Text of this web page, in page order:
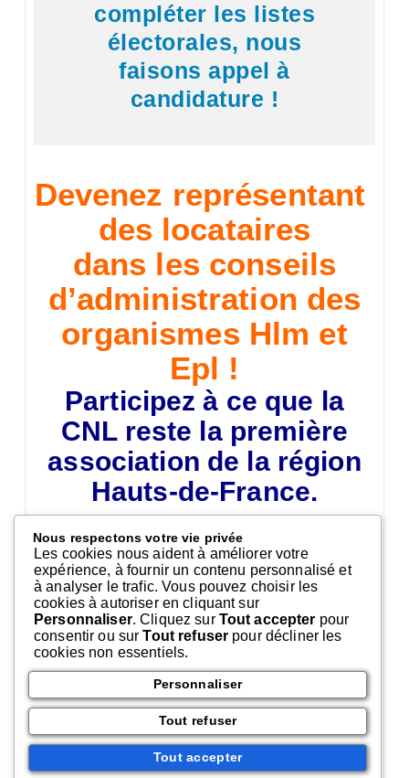
compléter les listes
électorales, nous
faisons appel à
candidature !
Devenez représentant
des locataires
dans les conseils
d’administration des
organismes Hlm et
Epl !
Participez à ce que la
CNL reste la première
association de la région
Hauts-de-France.
Bailleurs concernés :
Logis Métropole : 2 hommes et 2 femmes
Cottage Social des Flandres : 3 hommes et 2
femmes, dont la tête de liste
Fourmies Habitat : 3 hommes et 3 femmes, dont la
tête de liste
Maison Flamande : 1 homme et 2 femmes
INA 3 F (immobilière Nord Artois ) : 1 homme et 1
Habitat du Nord : 2 hommes
Habitat Hauts de France : 2 hommes
Pour toute suggestion de candidats, merci
de vous rapprocher de Dominique Hamidi,
Nous respectons votre vie privée
Les cookies nous aident à améliorer votre
expérience, à fournir un contenu personnalisé et
à analyser le trafic. Vous pouvez choisir les
cookies à autoriser en cliquant sur
Personnaliser. Cliquez sur Tout accepter pour
consentir ou surTout refuser pour décliner les
cookies non essentiels.
Personnaliser
Tout refuser
Tout accepter